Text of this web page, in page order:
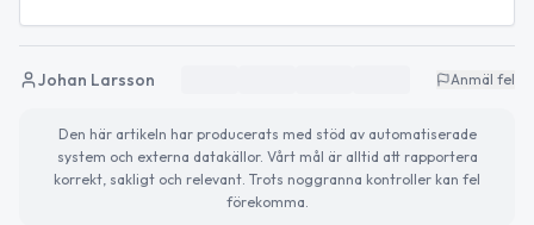
Johan Larsson Anmäl fel
Den här artikeln har producerats med stöd av automatiserade
system och externa datakällor. Vårt mål är alltid att rapportera
korrekt, sakligt och relevant. Trots noggranna kontroller kan fel
förekomma.